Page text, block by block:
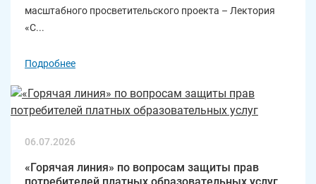
масштабного просветительского проекта – Лектория
«С...
Подробнее
06.07.2026
«Горячая линия» по вопросам защиты прав
потребителей платных образовательных услуг